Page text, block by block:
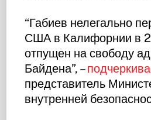
“Габиев нелегально
США в Калифорнии в
отпущен на свободу
Байдена”, –
представитель
внутренней